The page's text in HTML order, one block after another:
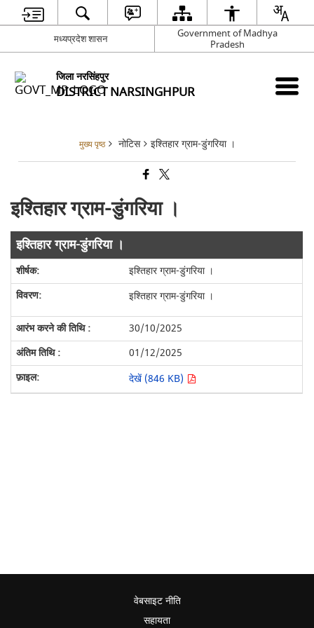
मध्यप्रदेश शासन
Government of Madhya
Pradesh
जिला नरसिंहपुर
DISTRICT NARSINGHPUR
मुख्य पृष्ठ नोटिस इश्तिहार ग्राम-डुंगरिया ।
इश्तिहार ग्राम-डुंगरिया ।
इश्तिहार ग्राम-डुंगरिया ।
इश्तिहार ग्राम-डुंगरिया ।
इश्तिहार ग्राम-डुंगरिया ।
30/10/2025
01/12/2025
देखें (846 KB)
वेबसाइट नीति
सहायता